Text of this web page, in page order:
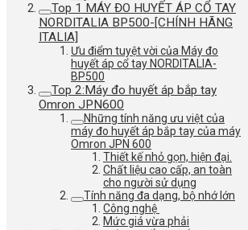
Top 1 MÁY ĐO HUYẾT ÁP CỔ TAY
NORDITALIA BP500-[CHÍNH HÃNG
ITALIA]
Ưu điểm tuyệt vời của Máy đo
huyết áp cổ tay NORDITALIA-
BP500
Top 2:Máy đo huyết áp bắp tay
Omron JPN600
Những tính năng ưu việt của
máy đo huyết áp bắp tay của máy
Omron JPN 600
Thiết kế nhỏ gọn, hiện đại.
Chất liệu cao cấp, an toàn
cho người sử dụng
Tính năng đa dạng, bộ nhớ lớn
Công nghệ
Mức giá vừa phải